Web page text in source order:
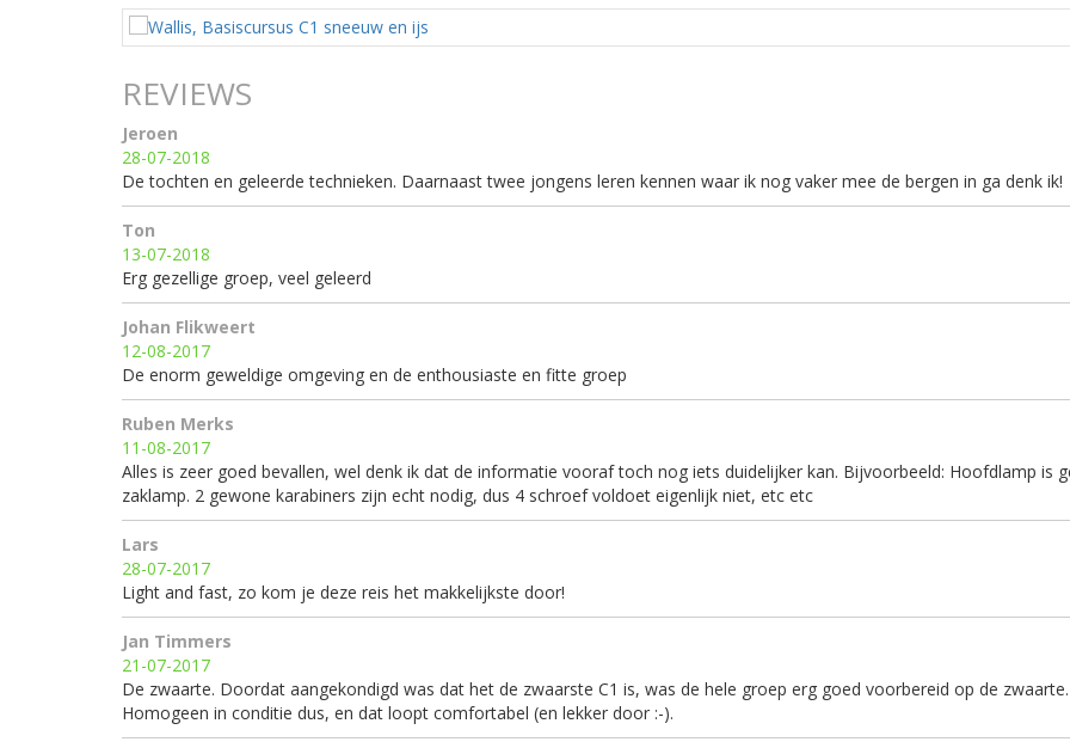
REVIEWS
Jeroen
28-07-2018
De tochten en geleerde technieken. Daarnaast twee jongens leren kennen waar ik nog vaker mee de bergen in ga denk ik!
Ton
13-07-2018
Erg gezellige groep, veel geleerd
Johan Flikweert
12-08-2017
De enorm geweldige omgeving en de enthousiaste en fitte groep
Ruben Merks
11-08-2017
Alles is zeer goed bevallen, wel denk ik dat de informatie vooraf toch nog iets duidelijker kan. Bijvoorbeeld: Hoofdlamp is
zaklamp. 2 gewone karabiners zijn echt nodig, dus 4 schroef voldoet eigenlijk niet, etc etc
Lars
28-07-2017
Light and fast, zo kom je deze reis het makkelijkste door!
Jan Timmers
21-07-2017
De zwaarte. Doordat aangekondigd was dat het de zwaarste C1 is, was de hele groep erg goed voorbereid op de zwaarte.
Homogeen in conditie dus, en dat loopt comfortabel (en lekker door :-).